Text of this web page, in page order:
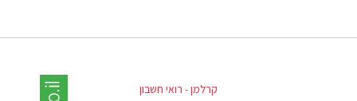
קרלמן - רואי חשבון